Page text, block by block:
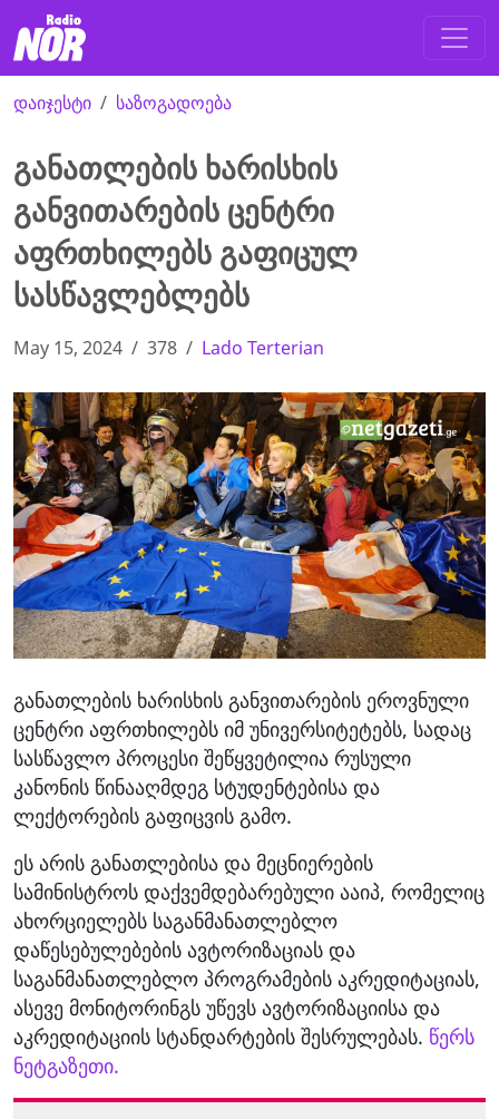
დაიჯესტი საზოგადოება
განათლების ხარისხის
განვითარების ცენტრი
აფრთხილებს გაფიცულ
სასწავლებლებს
May 15, 2024 378 Lado Terterian
განათლების ხარისხის განვითარების ეროვნული
ცენტრი აფრთხილებს იმ უნივერსიტეტებს, სადაც
სასწავლო პროცესი შეწყვეტილია რუსული
კანონის წინააღმდეგ სტუდენტებისა და
ლექტორების გაფიცვის გამო.
ეს არის განათლებისა და მეცნიერების
სამინისტროს დაქვემდებარებული ააიპ, რომელიც
ახორციელებს საგანმანათლებლო
დაწესებულებების ავტორიზაციას და
საგანმანათლებლო პროგრამების აკრედიტაციას,
ასევე მონიტორინგს უწევს ავტორიზაციისა და
აკრედიტაციის სტანდარტების შესრულებას. წერს
ნეტგაზეთი.